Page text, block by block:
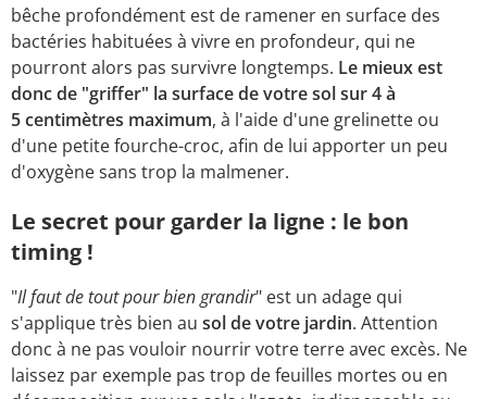
bêche profondément est de ramener en surface des
bactéries habituées à vivre en profondeur, qui ne
pourront alors pas survivre longtemps. Le mieux est
donc de "griffer" la surface de votre sol sur 4 à
5 centimètres maximum, à l'aide d'une grelinette ou
d'une petite fourche-croc, afin de lui apporter un peu
d'oxygène sans trop la malmener.
Le secret pour garder la ligne : le bon
timing !
"Il faut de tout pour bien grandir" est un adage qui
s'applique très bien au sol de votre jardin. Attention
donc à ne pas vouloir nourrir votre terre avec excès. Ne
laissez par exemple pas trop de feuilles mortes ou en